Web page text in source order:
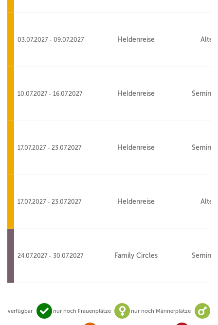
verfügbar
Verfügbar
nur noch Frauenplätze
nur noch Frauenplätze
nur noch Männerplätze
nur
03.07.2027 - 09.07.2027 Heldenreise Alte
10.07.2027 - 16.07.2027 Heldenreise
17.07.2027 - 23.07.2027 Heldenreise
17.07.2027 - 23.07.2027 Heldenreise Alte
24.07.2027 - 30.07.2027 Family Circles